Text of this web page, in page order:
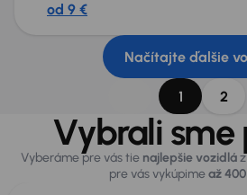
od 9 €
Načítajte ďalšie
1 2
Vybrali sme
Vyberáme pre vás tie najlepšie vozidláz
pre vás vykúpimeaž